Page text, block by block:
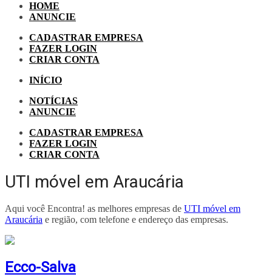
HOME
ANUNCIE
CADASTRAR EMPRESA
FAZER LOGIN
CRIAR CONTA
INÍCIO
NOTÍCIAS
ANUNCIE
CADASTRAR EMPRESA
FAZER LOGIN
CRIAR CONTA
UTI móvel em Araucária
Aqui você Encontra! as melhores empresas de UTI móvel em
Araucária e região, com telefone e endereço das empresas.
Ecco-Salva